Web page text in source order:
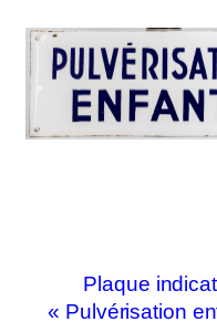
Plaque
« Pulvérisation